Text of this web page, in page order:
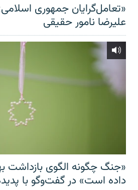
«تعامل‌گرایان جمهوری
علیرضا نامور حقیقی
«جنگ چگونه الگوی بازداشت
داده است» در گفت‌وگو با